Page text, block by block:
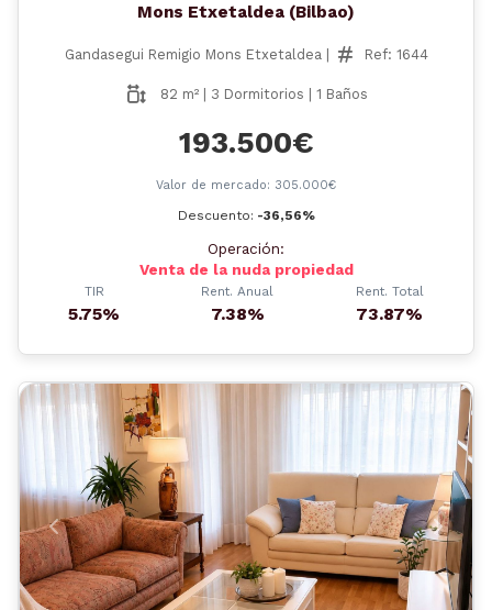
Mons Etxetaldea (Bilbao)
Gandasegui Remigio Mons Etxetaldea | Ref: 1644
82 m² | 3 Dormitorios | 1 Baños
193.500€
Valor de mercado: 305.000€
Descuento: -36,56%
Operación:
Venta de la nuda propiedad
TIR
5.75%
Rent. Anual
7.38%
Rent. Total
73.87%
Anterior